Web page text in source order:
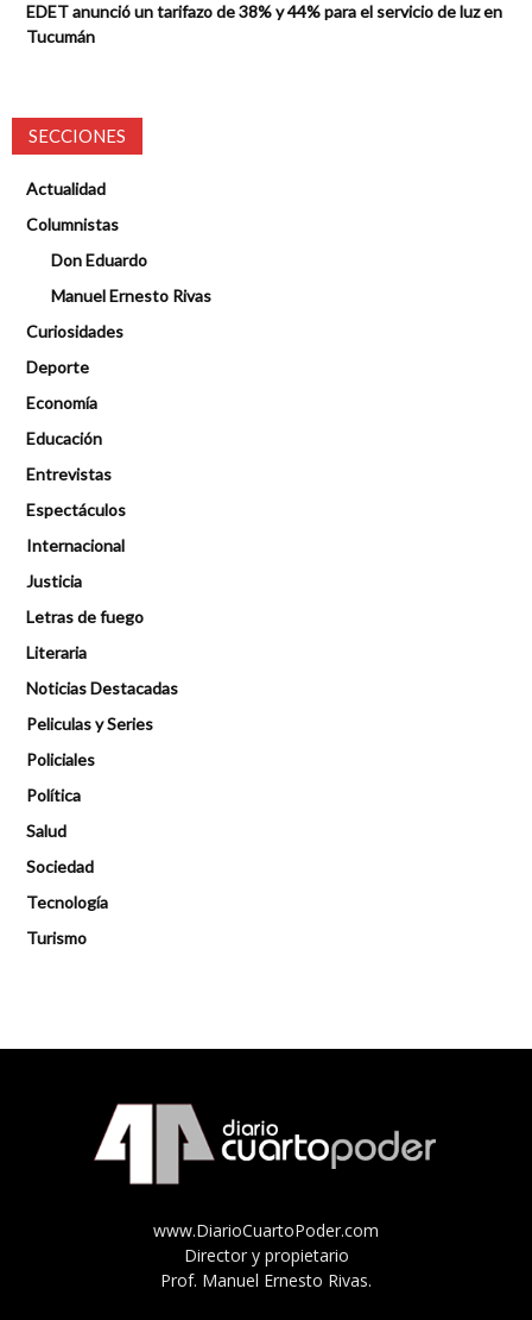
EDET anunció un tarifazo de 38% y 44% para el servicio de luz en
Tucumán
SECCIONES
Actualidad
Columnistas
Don Eduardo
Manuel Ernesto Rivas
Curiosidades
Deporte
Economía
Educación
Entrevistas
Espectáculos
Internacional
Justicia
Letras de fuego
Literaria
Noticias Destacadas
Peliculas y Series
Policiales
Política
Salud
Sociedad
Tecnología
Turismo
www.DiarioCuartoPoder.com
Director y propietario
Prof. Manuel Ernesto Rivas.